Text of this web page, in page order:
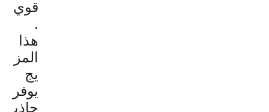
قوي
.
هذا
المز
يج
يوفر
جاذب